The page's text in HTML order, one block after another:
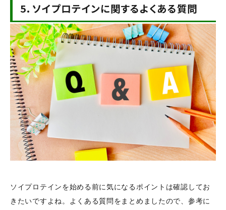
5. ソイプロテインに関するよくある質問
ソイプロテインを始める前に気になるポイントは確認してお
きたいですよね。よくある質問をまとめましたので、参考に